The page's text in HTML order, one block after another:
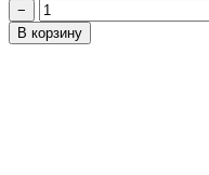
−
В корзину